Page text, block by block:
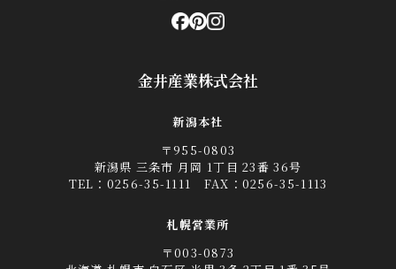
金井産業株式会社
新潟本社
〒955-0803
新潟県 三条市 月岡 1丁目 23番 36号
TEL： 0256-35-1111 FAX：0256-35-1113
札幌営業所
〒003-0873